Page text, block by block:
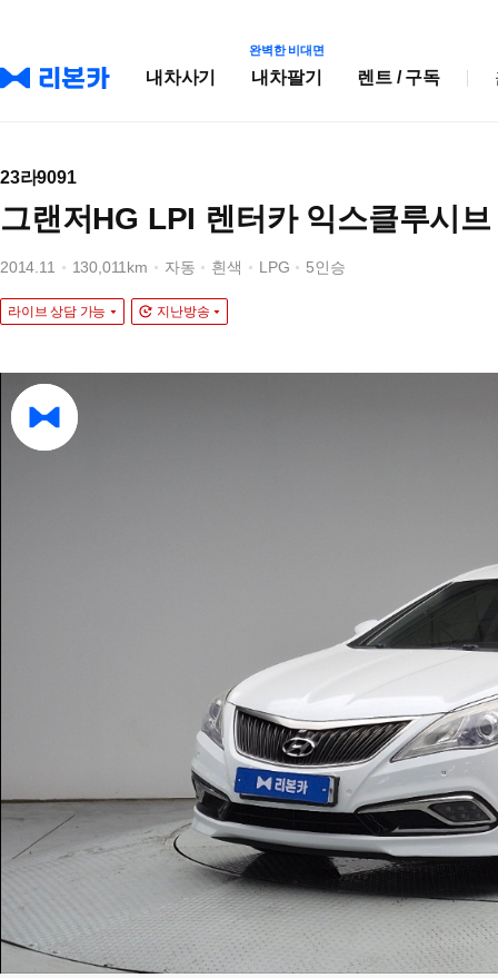
내차사기
완벽한 비대면
내차팔기 렌트 / 구독
23라9091
그랜저HG LPI 렌터카 익스클루시브
2014.11 130,011km 자동 흰색 LPG 5인승
라이브 상담 가능 지난방송